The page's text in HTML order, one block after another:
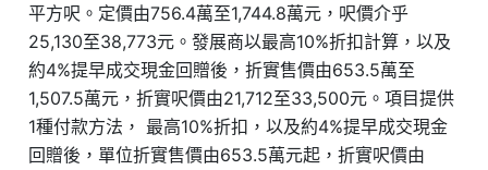
平方呎。定價由756.4萬至1,744.8萬元，呎價介乎
25,130至38,773元。發展商以最高10%折扣計算，以及
約4%提早成交現金回贈後，折實售價由653.5萬至
1,507.5萬元，折實呎價由21,712至33,500元。項目提供
1種付款方法， 最高10%折扣，以及約4%提早成交現金
回贈後，單位折實售價由653.5萬元起，折實呎價由